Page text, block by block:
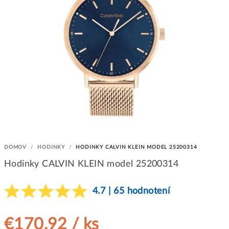
DOMOV / HODINKY / HODINKY CALVIN KLEIN MODEL 25200314
Hodinky CALVIN KLEIN model 25200314
4.7 | 65 hodnotení
€170,92 / ks